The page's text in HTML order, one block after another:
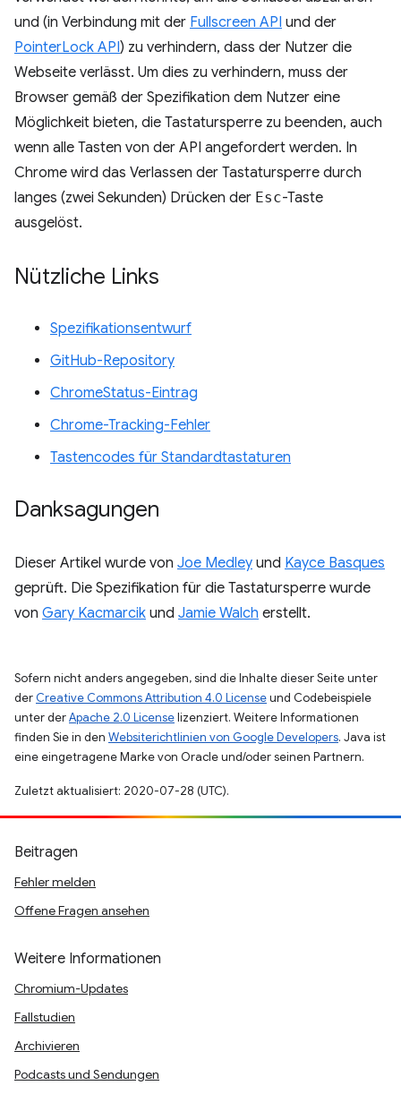
und (in Verbindung mit der Fullscreen API und der
PointerLock API) zu verhindern, dass der Nutzer die
Webseite verlässt. Um dies zu verhindern, muss der
Browser gemäß der Spezifikation dem Nutzer eine
Möglichkeit bieten, die Tastatursperre zu beenden, auch
wenn alle Tasten von der API angefordert werden. In
Chrome wird das Verlassen der Tastatursperre durch
langes (zwei Sekunden) Drücken der Esc-Taste
ausgelöst.
Nützliche Links
Spezifikationsentwurf
GitHub-Repository
ChromeStatus-Eintrag
Chrome-Tracking-Fehler
Tastencodes für Standardtastaturen
Danksagungen
Dieser Artikel wurde von Joe Medley und Kayce Basques
geprüft. Die Spezifikation für die Tastatursperre wurde
von Gary Kacmarcik und Jamie Walch erstellt.
Sofern nicht anders angegeben, sind die Inhalte dieser Seite unter
der Creative Commons Attribution 4.0 Licenseund Codebeispiele
unter derApache 2.0 Licenselizenziert. Weitere Informationen
finden Sie in den Websiterichtlinien von Google Developers. Java ist
eine eingetragene Marke von Oracle und/oder seinen Partnern.
Zuletzt aktualisiert: 2020-07-28 (UTC).
Beitragen
Fehler melden
Offene Fragen ansehen
Weitere Informationen
Chromium-Updates
Fallstudien
Archivieren
Podcasts und Sendungen